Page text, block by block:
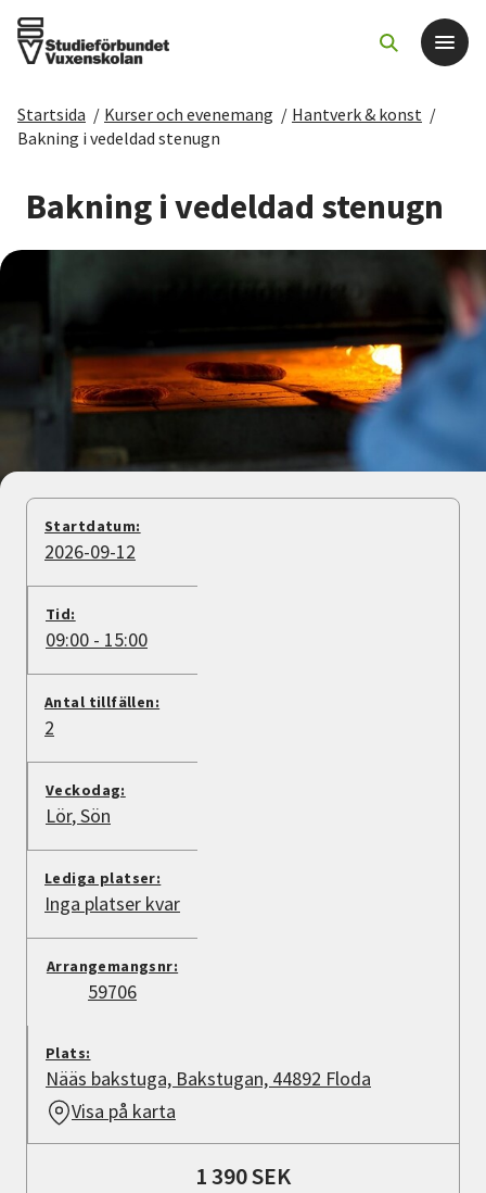
Det här gör vi
För dig som
Sök kurser och evenemang
Om SV
Starta studiecirkel
Cirkelledare
Nyheter
Avdelningar
Lyssna
Startsida / Kurser och evenemang / Hantverk & konst /
Bakning i vedeldad stenugn
Bakning i vedeldad stenugn
Startdatum:
2026-09-12
Tid:
09:00 - 15:00
Antal tillfällen:
2
Veckodag:
Lör Sön
Lediga platser:
Inga platser kvar
Arrangemangsnr:
59706
Plats:
Nääs bakstuga, Bakstugan, 44892 Floda
Visa på karta
1 390 SEK